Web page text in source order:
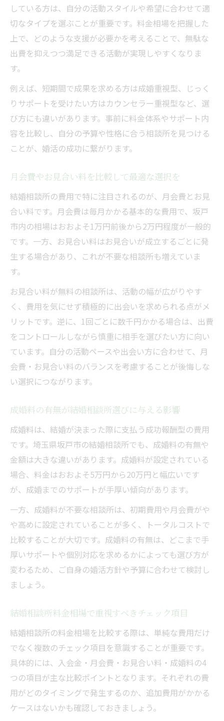
している方は、自分の活動スタイルや希望に合わせて適
切なタイプを選ぶことが重要です。料金相場を把握した
上で、どのような支援が必要かを考えることで、無駄な
出費を抑えつつ満足できる活動が実現しやすくなりま
す。
例えば、短期間で成果を求める方は成婚重視型、じっく
りサポートを受けたい方はカウンセラー重視型など、選
び方にも違いがあります。事前に料金体系やサポート内
容を比較し、自分の予算や性格に合う相談所を見つける
ことが、婚活の成功に繋がります。
月会費やお見合い料を比較して最適な選択を
結婚相談所の費用で特に注目されるのが、月会費とお見
合い料です。月会費は毎月かかる基本的な費用で、坂戸
市内の相場はおおよそ1万円前後から2万円程度が一般的
です。一方、お見合い料はお見合いが成立するごとに発
生する場合があり、これが不要な相談所も増えていま
す。
お見合い料が無料の相談所は、活動の幅が広がりやす
く、費用を気にせず積極的に出会いを求められる点がメ
リットです。逆に、1回ごとに数千円かかる場合は、出費
をコントロールしながら慎重に相手を選びたい方に向い
ています。自分の活動ペースや出会い方に合わせて、月
会費・お見合い料のバランスを考慮することが後悔しな
い選択につながります。
成婚料の有無が結婚相談所選びに与える影響
成婚料は、結婚が決まった際に支払う成功報酬型の費用
です。埼玉県坂戸市の結婚相談所でも、成婚料の有無や
金額は大きな違いがあります。成婚料が設定されている
場合、料金はおおよそ5万円から20万円と幅広いです
が、成婚までのサポートが手厚い傾向があります。
一方、成婚料が不要な相談所は、初期費用や月会費がや
や高めに設定されていることが多く、トータルコストで
比較することが大切です。成婚料の有無は、どこまで手
厚いサポートや個別対応を求めるかによっても選び方が
変わるため、ご自身の婚活方針や予算に合わせて検討し
ましょう。
結婚相談所料金相場で重視すべきチェック項目
結婚相談所の料金相場を比較する際は、単純な費用だけ
でなく複数のチェック項目を意識することが重要です。
具体的には、入会金・月会費・お見合い料・成婚料の4
つの項目が主な比較ポイントとなります。それぞれの費
用がどのタイミングで発生するのか、追加費用がかかる
ケースはないかも確認しておきましょう。